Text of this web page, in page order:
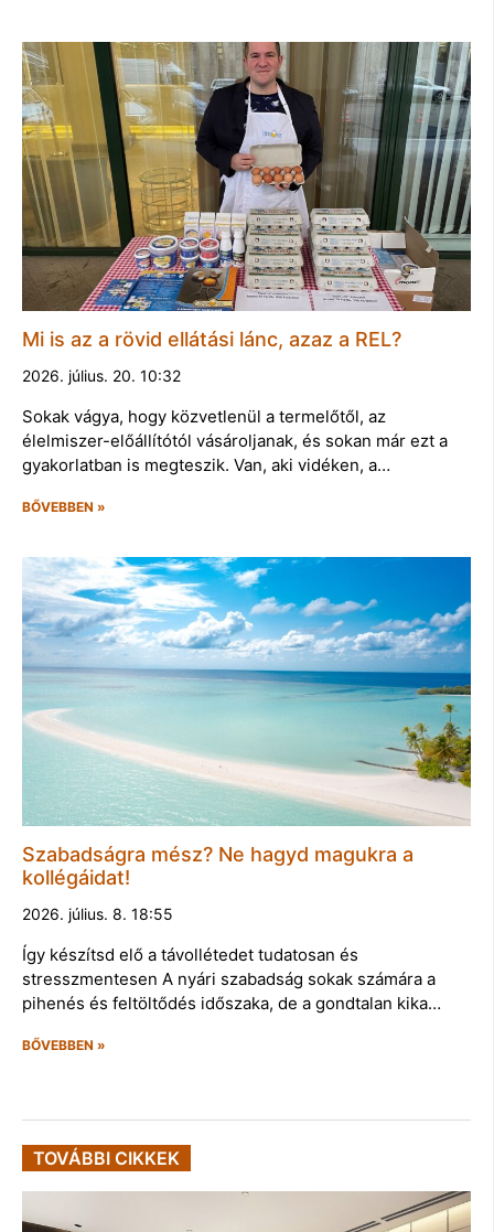
Mi is az a rövid ellátási lánc, azaz a REL?
2026. július. 20. 10:32
Sokak vágya, hogy közvetlenül a termelőtől, az
élelmiszer-előállítótól vásároljanak, és sokan már ezt a
gyakorlatban is megteszik. Van, aki vidéken, a…
BŐVEBBEN »
Szabadságra mész? Ne hagyd magukra a
kollégáidat!
2026. július. 8. 18:55
Így készítsd elő a távollétedet tudatosan és
stresszmentesen A nyári szabadság sokak számára a
pihenés és feltöltődés időszaka, de a gondtalan kika…
BŐVEBBEN »
TOVÁBBI CIKKEK